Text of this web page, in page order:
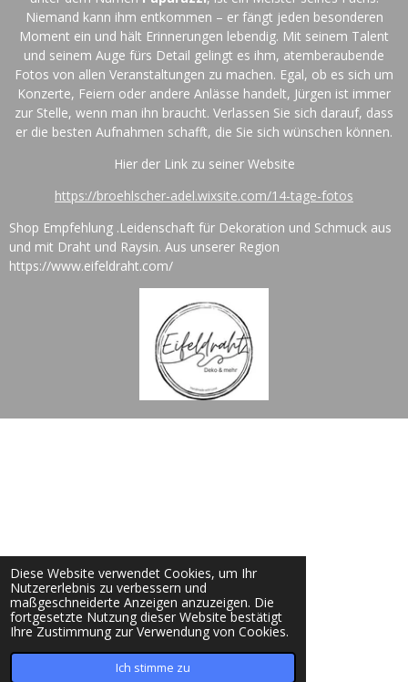
Diese Website verwendet Cookies, um Ihr
Nutzererlebnis zu verbessern und
maßgeschneiderte Anzeigen anzuzeigen. Die
fortgesetzte Nutzung dieser Website bestätigt
Ihre Zustimmung zur Verwendung von Cookies.
Ich stimme zu
Niemand kann ihm entkommen – er fängt jeden besonderen
Moment ein und hält Erinnerungen lebendig. Mit seinem Talent
und seinem Auge fürs Detail gelingt es ihm, atemberaubende
Fotos von allen Veranstaltungen zu machen. Egal, ob es sich um
Konzerte, Feiern oder andere Anlässe handelt, Jürgen ist immer
zur Stelle, wenn man ihn braucht. Verlassen Sie sich darauf, dass
er die besten Aufnahmen schafft, die Sie sich wünschen können.
Hier der Link zu seiner Website
https://broehlscher-adel.wixsite.com/14-tage-fotos
Shop Empfehlung .Leidenschaft für Dekoration und Schmuck aus
und mit Draht und Raysin. Aus unserer Region
https://www.eifeldraht.com/